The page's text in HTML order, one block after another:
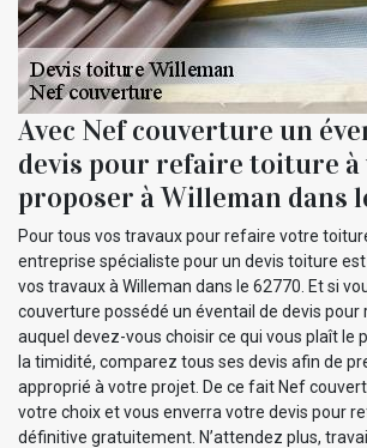
Avec Nef couverture un
devis pour refaire toiture à
proposer à Willeman dans
Pour tous vos travaux pour refaire votre
entreprise spécialiste pour un devis toiture
vos travaux à Willeman dans le 62770. Et si
couverture possédé un éventail de devis
auquel devez-vous choisir ce qui vous plaît le
la timidité, comparez tous ses devis afin de
approprié à votre projet. De ce fait Nef
votre choix et vous enverra votre devis pour
définitive gratuitement. N’attendez plus,